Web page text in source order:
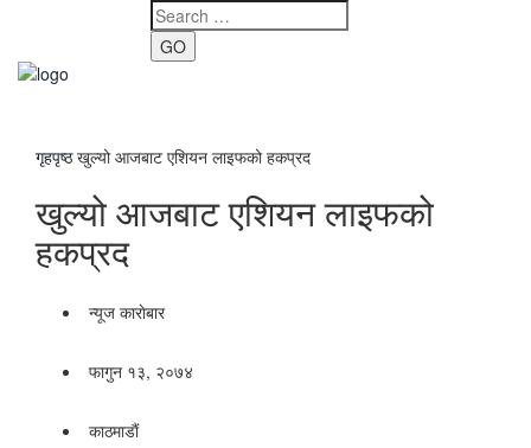
GO
गृहपृष्ठखुल्यो आजबाट एशियन लाइफको हकप्रद
खुल्यो आजबाट एशियन लाइफको
हकप्रद
न्यूज काराेबार
फागुन १३, २०७४
काठमाडाैं